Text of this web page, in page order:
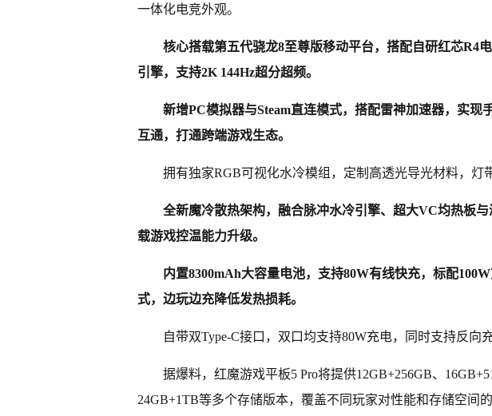
一体化电竞外观。
核心搭载第五代骁龙8至尊版移动平台，搭配自研红芯R4
引擎，支持2K 144Hz超分超频。
新增PC模拟器与Steam直连模式，搭配雷神加速器，实现
互通，打通跨端游戏生态。
拥有独家RGB可视化水冷模组，定制高透光导光材料，灯
全新魔冷散热架构，融合脉冲水冷引擎、超大VC均热板
载游戏控温能力升级。
内置8300mAh大容量电池，支持80W有线快充，标配
式，边玩边充降低发热损耗。
自带双Type-C接口，双口均支持80W充电，同时支持反向
据爆料，红魔游戏平板5 Pro将提供12GB+256GB、
24GB+1TB等多个存储版本，覆盖不同玩家对性能和存储空间的